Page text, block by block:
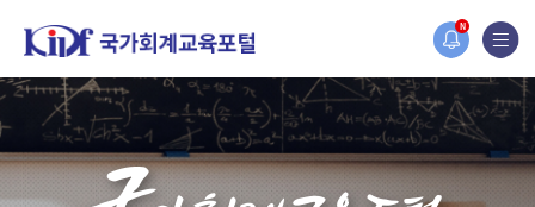
N
홈페이지가 새롭게 개편되었습니다.
한국조세재정연구원홈페이지가 새롭게 개설되었습니다.